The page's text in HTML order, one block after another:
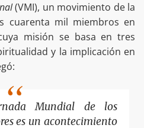
(VMI), un movimiento de la
cuarenta mil miembros en
misión se basa en tres
y la implicación en
Mundial de los
es un acontecimiento